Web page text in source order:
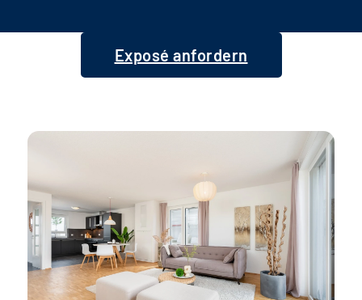
Exposé anfordern